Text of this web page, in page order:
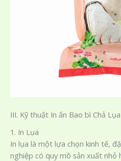
III. Kỹ thuật In ấn Bao bì Chả Lụa
1. In Lụa
In lụa là một lựa chọn kinh tế,
nghiệp có quy mô sản xuất nhỏ